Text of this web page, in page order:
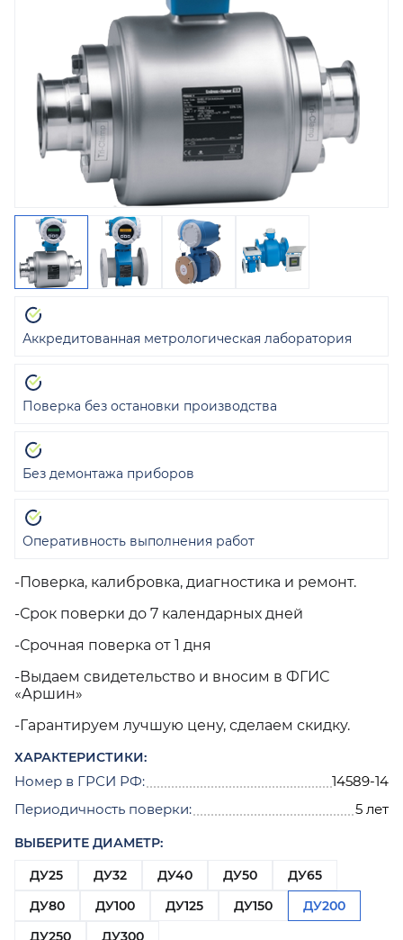
-Поверка, калибровка, диагностика и ремонт.
-Срок поверки до 7 календарных дней
-Срочная поверка от 1 дня
-Выдаем свидетельство и вносим в ФГИС
«Аршин»
-Гарантируем лучшую цену, сделаем скидку.
ХАРАКТЕРИСТИКИ:
Номер в ГРСИ РФ:
14589-14
Периодичность поверки:
5 лет
ВЫБЕРИТЕ ДИАМЕТР:
ДУ25
ДУ32 ДУ40 ДУ50
ДУ65
ДУ80
ДУ100 ДУ125 ДУ150
ДУ200
ДУ250
ДУ300
Аккредитованная метрологическая лаборатория
Поверка без остановки производства
Без демонтажа приборов
Оперативность выполнения работ